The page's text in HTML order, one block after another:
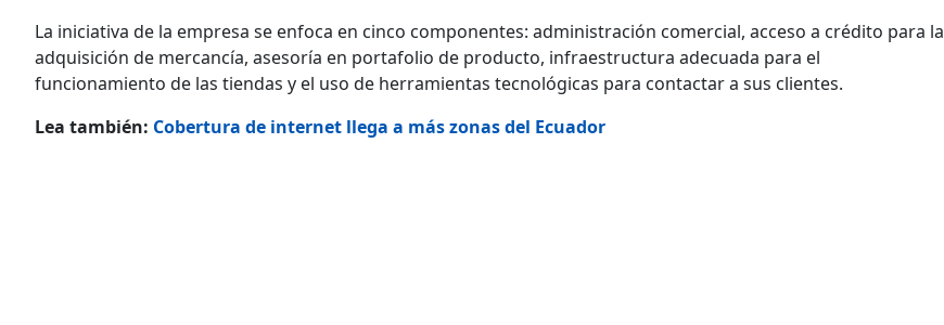
La iniciativa de la empresa se enfoca en cinco componentes: administración comercial, acceso a crédito para la
adquisición de mercancía, asesoría en portafolio de producto, infraestructura adecuada para el
funcionamiento de las tiendas y el uso de herramientas tecnológicas para contactar a sus clientes.
Lea también: Cobertura de internet llega a más zonas del Ecuador